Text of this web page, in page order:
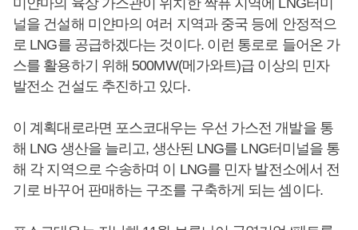
미얀마의 육상 가스관이 위치한 짝퓨 지역에 LNG터미
널을 건설해 미얀마의 여러 지역과 중국 등에 안정적으
로 LNG를 공급하겠다는 것이다. 이런 통로로 들어온 가
스를 활용하기 위해 500MW(메가와트)급 이상의 민자
발전소 건설도 추진하고 있다.
이 계획대로라면 포스코대우는 우선 가스전 개발을 통
해 LNG 생산을 늘리고, 생산된 LNG를 LNG터미널을 통
해 각 지역으로 수송하며 이 LNG를 민자 발전소에서 전
기로 바꾸어 판매하는 구조를 구축하게 되는 셈이다.